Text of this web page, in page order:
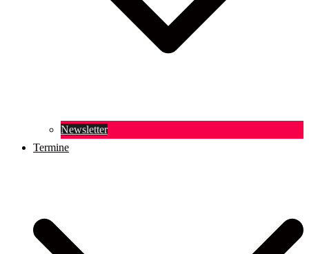
Newsletter
Termine